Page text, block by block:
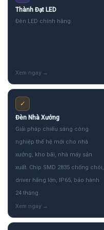
Thành Đạt LED
Đèn LED chính hãng
✓
Đèn Nhà Xưởng
Giải pháp chiếu sáng công
nghiệp thế hệ mới cho nhà
xưởng, kho bãi, nhà máy sản
xuất. Chip SMD 2835 chống chói,
driver hãng lớn, IP65, bảo hành
24 tháng.